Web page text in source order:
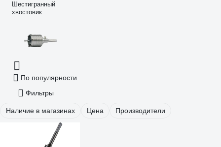
Шестигранный
хвостовик
По популярности
Фильтры
Наличие в магазинах Цена Производители